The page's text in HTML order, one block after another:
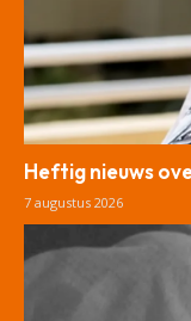
Heftig nieuws
7 augustus 2026